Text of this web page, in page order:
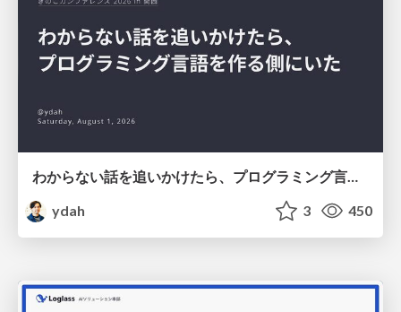
わからない話を追いかけたら、プログラミング言語を作る側にいた
ydah
3 450